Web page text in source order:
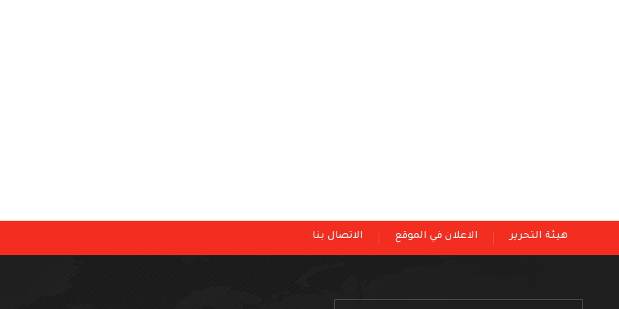
هيئة التحرير الاعلان في الموقع الاتصال بنا